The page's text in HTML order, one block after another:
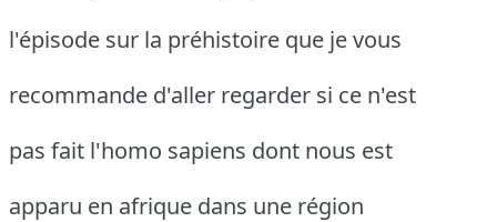
l'épisode sur la préhistoire que je vous
recommande d'aller regarder si ce n'est
pas fait l'homo sapiens dont nous est
apparu en afrique dans une région